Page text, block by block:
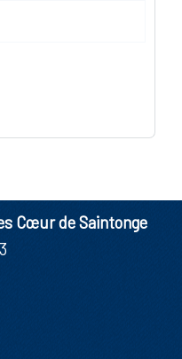
Cœur de Saintonge